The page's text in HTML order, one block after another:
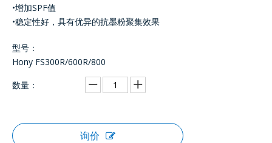
•增加SPF值
•稳定性好，具有优异的抗墨粉聚集效果
型号：
Hony FS300R/600R/800
数量：
询价